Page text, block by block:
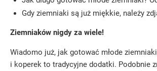
Gdy ziemniaki są już miękkie, należy
Ziemniaków nigdy za wiele!
Wiadomo już, jak gotować młode
i koperek to tradycyjne dodatki. Podobnie